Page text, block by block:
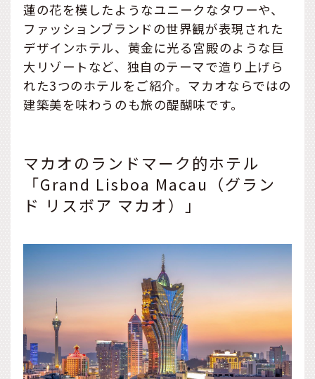
蓮の花を模したようなユニークなタワーや、
ファッションブランドの世界観が表現された
デザインホテル、黄金に光る宮殿のような巨
大リゾートなど、独自のテーマで造り上げら
れた3つのホテルをご紹介。マカオならではの
建築美を味わうのも旅の醍醐味です。
マカオのランドマーク的ホテル
「Grand Lisboa Macau（グラン
ド リスボア マカオ）」